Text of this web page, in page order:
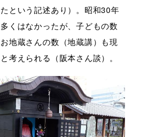
という記述あり）。昭和30年
くはなかったが、子どもの数
地蔵さんの数（地蔵講）も現
考えられる（阪本さん談）。